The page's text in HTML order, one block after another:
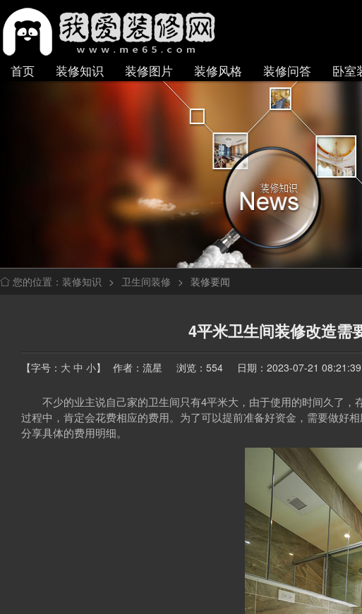
首页 装修知识 装修图片 装修风格 装修问答 卧室
您的位置： 装修知识 > 卫生间装修 > 装修要闻
4平米卫生间装修改造需
【字号： 大 中 小】 作者：流星 浏览：554 日期：2023-07-21 08:21:39
不少的业主说自己家的卫生间只有4平米大，由于使用的时间久了，
过程中，肯定会花费相应的费用。为了可以提前准备好资金，需要做好
分享具体的费用明细。